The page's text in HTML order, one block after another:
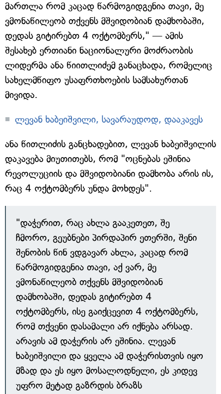
მართლა რომ კაცად წარმოგიდგენია თავი, მე
ვმონაწილეობ თქვენს მშვიდობიან დამხობაში,
დედას გიტირებთ 4 ოქტომბერს," — ამის
შესახებ ერთიანი ნაციონალური მოძრაობის
ლიდერმა ანა წიითლიძემ განაცხადა, რომელიც
სახელმწიფო უსაფრთხოების სამსახურთან
მივიდა.
ლევან ხაბეიშვილი, სავარაუდოდ, დააკავეს
ანა წითლიძის განცხადებით, ლევან ხაბეიშვილის
დაკავება მიუთითებს, რომ "ოცნებას ეშინია
რევოლუციის და მშვიდობიანი დამხობა არის ის,
რაც 4 ოქტომბერს უნდა მოხდეს".
"დაჭერით, რაც ახლა გააკეთეთ, შე
ჩმორო, გეუბნები პირდაპირ ეთერში, შენი
შენობის წინ ვდგავარ ახლა, კაცად რომ
წარმოგიდგენია თავი, აქ ვარ, მე
ვმონაწილეობ თქვენს მშვიდობიან
დამხობაში, დედას გიტირებთ 4
ოქტომბერს, ისე გაიქცევით 4 ოქტომბერს,
რომ თქვენი დასამალი არ იქნება არსად.
არავის ამ დაჭერის არ ეშინია. ლევან
ხაბეიშვილი და ყველა ამ დაჭერისთვის იყო
მზად და ეს იყო მოსალოდნელი, ეს კიდევ
უფრო მეტად გაზრდის ბრაზს